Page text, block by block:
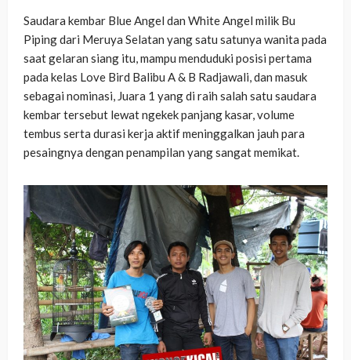
Saudara kembar Blue Angel dan White Angel milik Bu
Piping dari Meruya Selatan yang satu satunya wanita pada
saat gelaran siang itu, mampu menduduki posisi pertama
pada kelas Love Bird Balibu A & B Radjawali, dan masuk
sebagai nominasi, Juara 1 yang di raih salah satu saudara
kembar tersebut lewat ngekek panjang kasar, volume
tembus serta durasi kerja aktif meninggalkan jauh para
pesaingnya dengan penampilan yang sangat memikat.